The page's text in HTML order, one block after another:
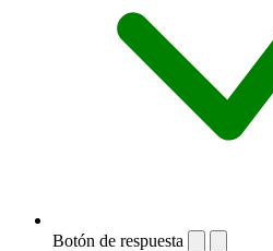
Botón de respuesta